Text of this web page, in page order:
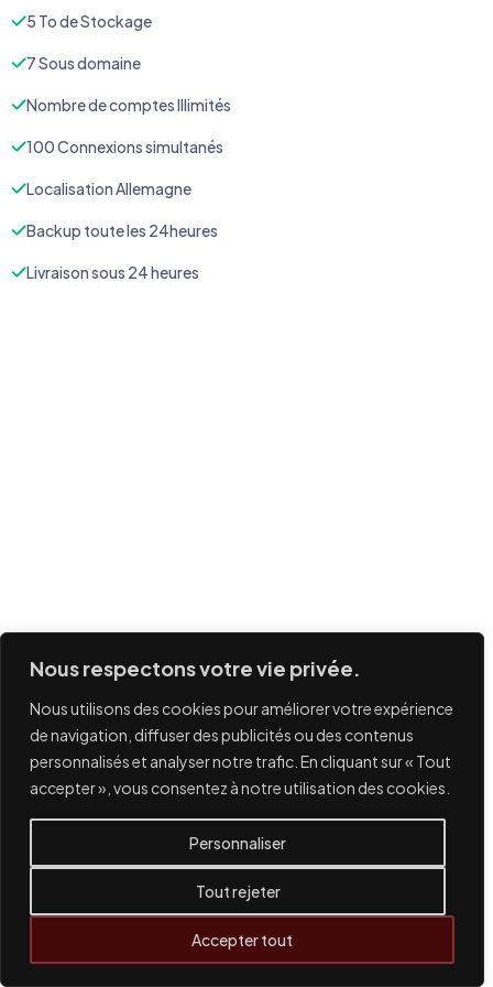
Nous respectons votre vie privée.
Nous utilisons des cookies pour améliorer votre expérience
de navigation, diffuser des publicités ou des contenus
personnalisés et analyser notre trafic. En cliquant sur « Tout
accepter », vous consentez à notre utilisation des cookies.
Personnaliser
Tout rejeter
Accepter tout
5 To de Stockage
7 Sous domaine
Nombre de comptes Illimités
100 Connexions simultanés
Localisation Allemagne
Backup toute les 24heures
Livraison sous 24 heures